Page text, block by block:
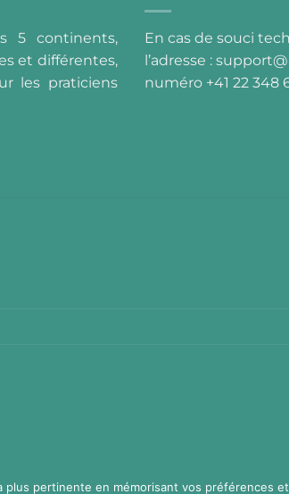
5 continents,
et différentes,
les praticiens
En cas de souci
l’adresse :
numéro +41 22 348
pertinente en mémorisant vos préférences